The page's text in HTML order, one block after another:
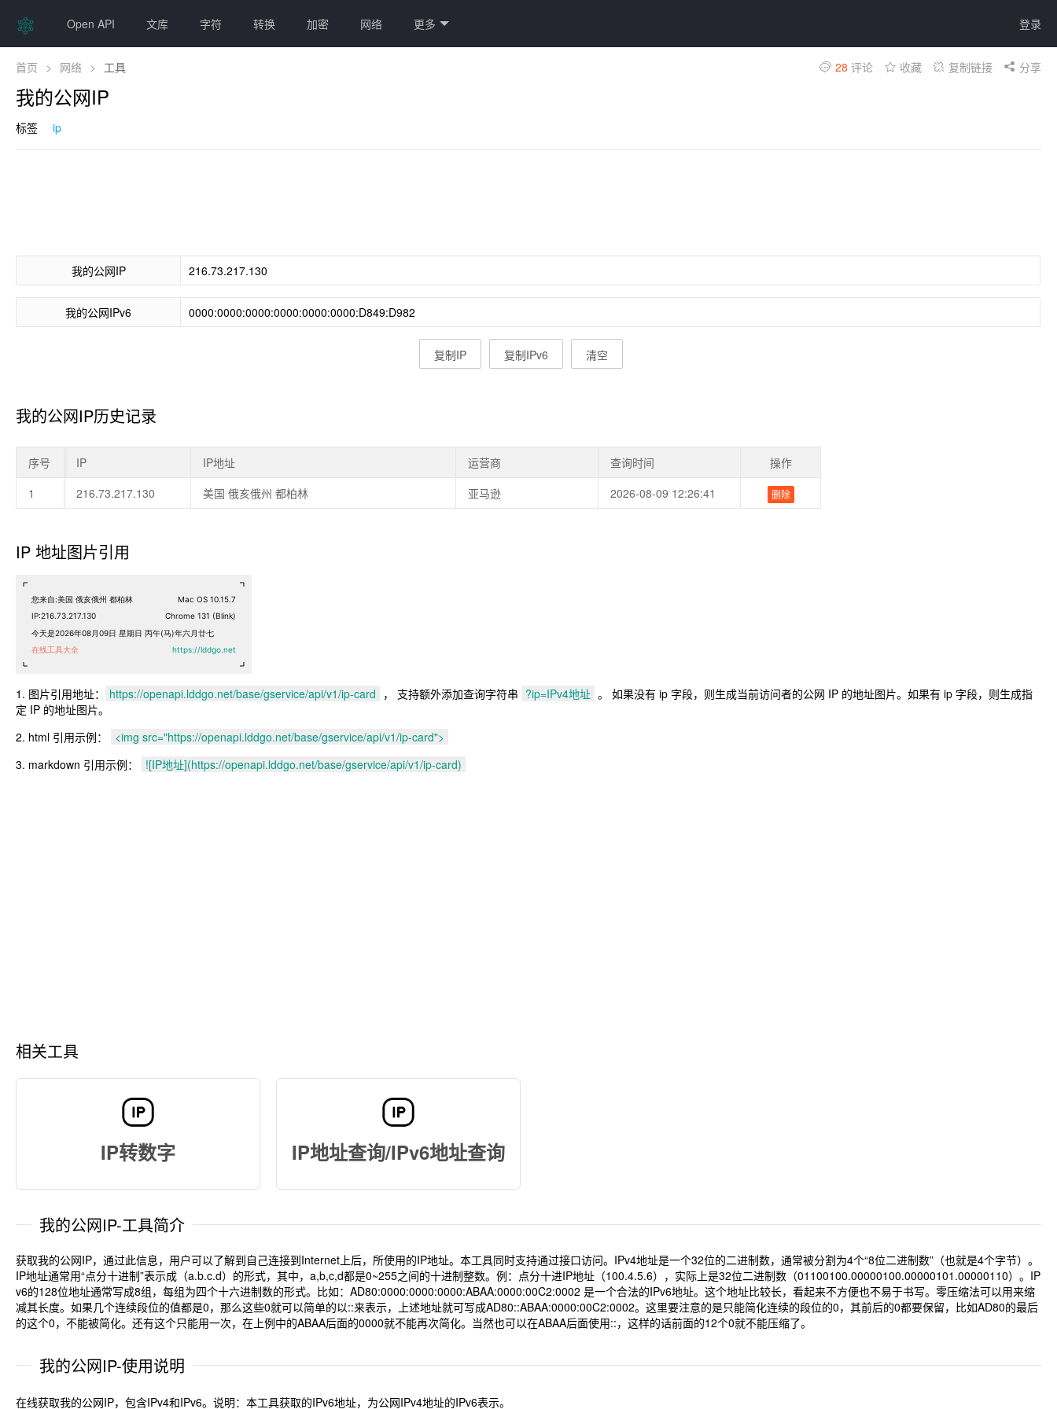
Open API 文库 字符 转换 加密 网络 更多 登录
首页 > 网络 > 工具 28 评论 收藏 复制链接 分享
我的公网IP
标签 ip
我的公网IP
我的公网IPv6
复制IP 复制IPv6 清空
我的公网IP历史记录
序号 IP IP地址 运营商 查询时间
操作
1
216.73.217.130 美国 俄亥俄州 都柏林 亚马逊 2026-08-09 12:26:41 删除
序号
1
IP 地址图片引用
图片引用地址： https://openapi.lddgo.net/base/gservice/api/v1/ip-card ， 支持额外添加查询字符串 ?ip=IPv4地址 。 如果没有 ip 字段，则生成当前访问者的公网 IP 的地址图片。如果有 ip 字段，则生成指
定 IP 的地址图片。
html 引用示例：
<img src="https://openapi.lddgo.net/base/gservice/api/v1/ip-card">
markdown 引用示例：
![IP地址](https://openapi.lddgo.net/base/gservice/api/v1/ip-card)
相关工具
IP转数字 IP地址查询/IPv6地址查询
我的公网IP-工具简介
获取我的公网IP，通过此信息，用户可以了解到自己连接到Internet上后，所使用的IP地址。本工具同时支持通过接口访问。IPv4地址是一个32位的二进制数，通常被分割为4个“8位二进制数”（也就是4个字节）。
IP地址通常用“点分十进制”表示成（a.b.c.d）的形式，其中，a,b,c,d都是0~255之间的十进制整数。例：点分十进IP地址（100.4.5.6），实际上是32位二进制数（01100100.00000100.00000101.00000110）。IP
v6的128位地址通常写成8组，每组为四个十六进制数的形式。比如：AD80:0000:0000:0000:ABAA:0000:00C2:0002 是一个合法的IPv6地址。这个地址比较长，看起来不方便也不易于书写。零压缩法可以用来缩
减其长度。如果几个连续段位的值都是0，那么这些0就可以简单的以::来表示，上述地址就可写成AD80::ABAA:0000:00C2:0002。这里要注意的是只能简化连续的段位的0，其前后的0都要保留，比如AD80的最后
的这个0，不能被简化。还有这个只能用一次，在上例中的ABAA后面的0000就不能再次简化。当然也可以在ABAA后面使用::，这样的话前面的12个0就不能压缩了。
我的公网IP-使用说明
在线获取我的公网IP，包含IPv4和IPv6。说明：本工具获取的IPv6地址，为公网IPv4地址的IPv6表示。